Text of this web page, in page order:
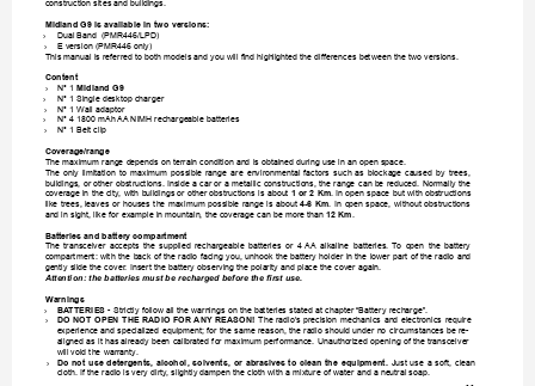
construction sites and buildings.
Midland G9 is available in two versions:
Dual Band  (PMR446/LPD)
›
E version (PMR446 only)
›
This manual is referred to both models and you will nd highlighted the differences between the two versions.
Content
N° 1
›
Midland G9
N° 1 Single desktop charger
›
N° 1 Wall adaptor
›
N° 4 1800 mAh AA NiMH rechargeable batteries
›
N° 1 Belt clip
›
Coverage/range
The maximum range depends on terrain condition and is obtained during use in an open space.
The only limitation to maximum possible range are environmental factors such as blockage caused by trees,
buildings, or other obstructions. Inside a car or a metallic constructions, the range can be reduced. Normally the
coverage in the city, with buildings or other obstructions is about 1 or 2 Km. In open space but with obstructions
like trees, leaves or houses the maximum possible range is about 4-6 Km In open space, without obstructions
and in sight, like for example in mountain, the coverage can be more than 12 Km
Batteries and battery compartment
The transceiver accepts the supplied rechargeable batteries or 4 AA alkaline batteries. To open the battery
compartment: with the back of the radio facing you, unhook the battery holder in the lower part of the radio and
gently slide the cover. Insert the battery observing the polarity and place the cover again.
Attention: the batteries must be recharged before the rst use.
Warnings
BATTERIES
›
- Strictly follow all the warnings on the batteries stated at chapter “Battery recharge”.
DO NOT OPEN THE RADIO FOR ANY REASON
› ! The radio’s precision mechanics and electronics require
experience and specialized equipment; for the same reason, the radio should under no circumstances be re-
aligned as it has already been calibrated for maximum performance. Unauthorized opening of the transceiver
will void the warranty.
Do not use detergents, alcohol, solvents, or abrasives to clean the equipment.
› Just use a soft, clean
cloth. If the radio is very dirty, slightly dampen the cloth with a mixture of water and a neutral soap.